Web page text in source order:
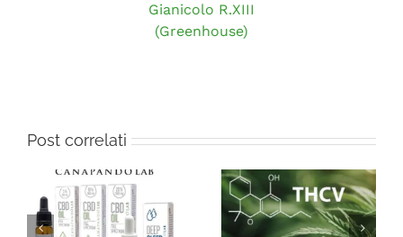
Gianicolo R.XIII
(Greenhouse)
Post correlati